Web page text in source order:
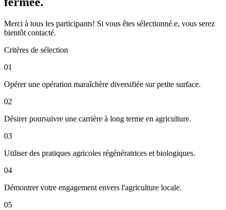
Merci à tous les participants! Si vous êtes sélectionné.e, vous serez
bientôt contacté.
Critères de sélection
01
Opérer une opération maraîchère diversifiée sur petite surface.
02
Désirer poursuivre une carrière à long terme en agriculture.
03
Utiliser des pratiques agricoles régénératrices et biologiques.
04
Démontrer votre engagement envers l'agriculture locale.
05